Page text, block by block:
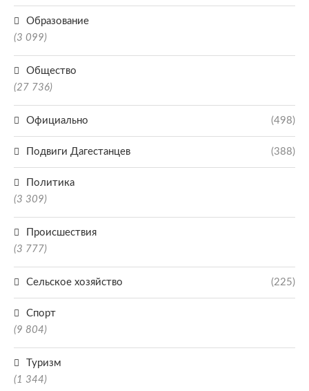
Образование
(3 099)
Общество
(27 736)
Официально (498)
Подвиги Дагестанцев (388)
Политика
(3 309)
Происшествия
(3 777)
Сельское хозяйство (225)
Спорт
(9 804)
Туризм
(1 344)